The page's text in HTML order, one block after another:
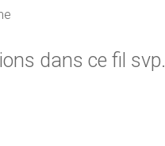
dans ce fil svp.